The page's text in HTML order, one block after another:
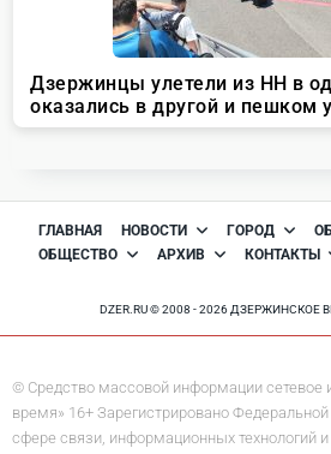
ГЛАВНАЯ НОВОСТИ ГОРОД
ОБЩЕСТВО
АРХИВ КОНТАКТЫ
DZER.RU © 2008 - 2026
© Средство массовой информации сетевое
время» 16+ Зарегистрировано
сфере связи, информационных технологий